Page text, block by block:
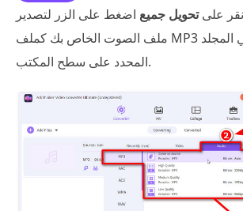
علىتحويل جميع اضغط على الزر لتصدير
ملف الصوت الخاص بك كملف MP3 قابل للتشغيل في المجلد
المحدد على سطح المكتب.